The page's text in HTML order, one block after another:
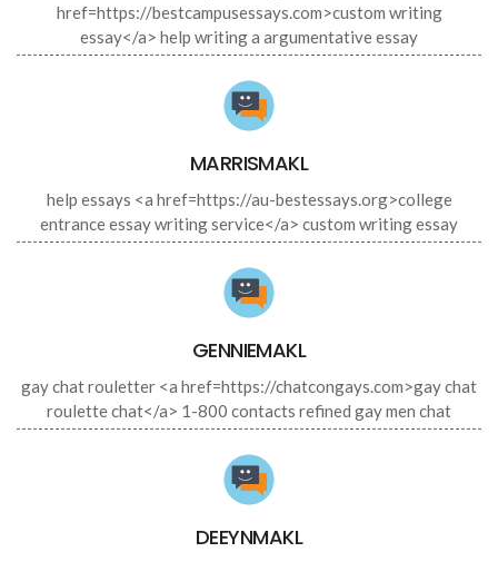
href=https://bestcampusessays.com>custom writing
essay</a> help writing a argumentative essay
MARRISMAKL
help essays <a href=https://au-bestessays.org>college
entrance essay writing service</a> custom writing essay
GENNIEMAKL
gay chat rouletter <a href=https://chatcongays.com>gay chat
roulette chat</a> 1-800 contacts refined gay men chat
DEEYNMAKL